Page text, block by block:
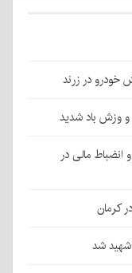
وزش باد شدید
مالی در
شهید شد